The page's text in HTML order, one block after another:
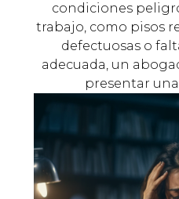
condiciones
trabajo, como pisos
defectuosas o
adecuada, un
presentar